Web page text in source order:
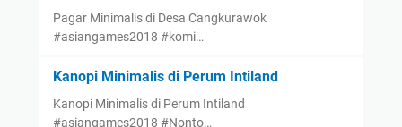
Pagar Minimalis di Desa Cangkurawok
#asiangames2018 #komi…
Kanopi Minimalis di Perum Intiland
Kanopi Minimalis di Perum Intiland
#asiangames2018 #Nonto…